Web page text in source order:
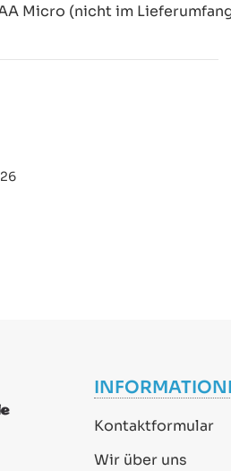
Micro (nicht im
Kontaktformular
Wir über uns